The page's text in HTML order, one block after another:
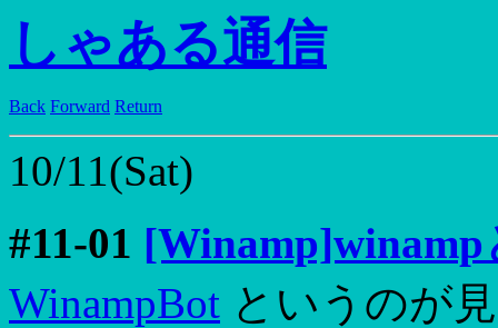
しゃある通信
Back Forward Return
10/11(Sat)
#11-01 [Winamp]winamp
WinampBot というのが